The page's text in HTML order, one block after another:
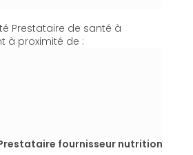
Prestataire de santé à
à proximité de :
fournisseur nutrition